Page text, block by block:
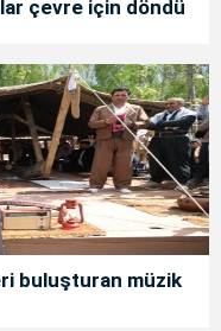
çevre için döndü
buluşturan müzik